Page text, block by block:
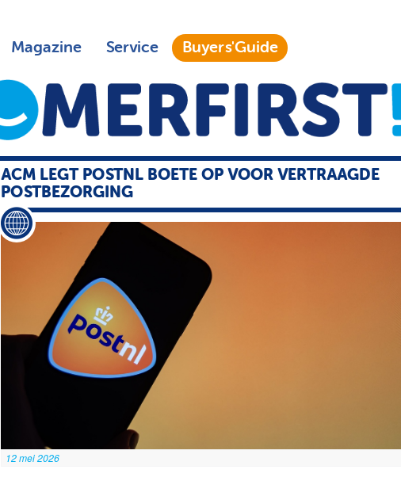
Magazine Service Buyers'Guide
ACM LEGT POSTNL BOETE OP VOOR VERTRAAGDE
POSTBEZORGING
12 mei 2026